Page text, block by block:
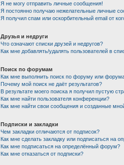
Я не могу отправить личные сообщения!
Я постоянно получаю нежелательные личные
Я получил спам или оскорбительный email от
Друзья и недруги
Что означают списки друзей и недругов?
Как мне добавлять/удалять пользователей в
Поиск по форумам
Как мне выполнить поиск по форуму или
Почему мой поиск не даёт результатов?
В результате моего поиска я получил пустую
Как мне найти пользователя конференции?
Как мне найти свои сообщения и созданные
Подписки и закладки
Чем закладки отличаются от подписок?
Как мне сделать закладку или подписаться на
Как мне подписаться на определённый форум?
Как мне отказаться от подписки?